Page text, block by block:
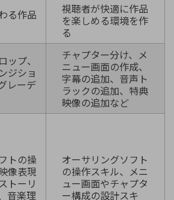
る作品
視聴者が快適に作品
を楽しめる環境を作
る
ップ、
ジショ
レーデ
チャプター分け、メ
ニュー画面の作成、
字幕の追加、音声ト
ラックの追加、特典
映像の追加など
トの操
像表現
トーリ
音楽理
オーサリングソフト
の操作スキル、メニ
ュー画面やチャプタ
ー構成の設計スキ